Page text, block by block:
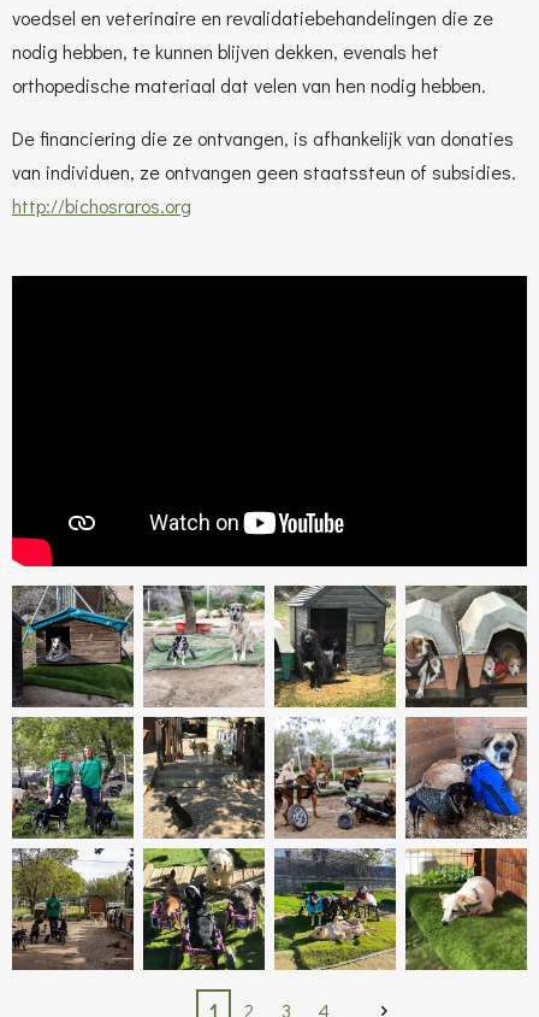
voedsel en veterinaire en revalidatiebehandelingen die ze
nodig hebben, te kunnen blijven dekken, evenals het
orthopedische materiaal dat velen van hen nodig hebben.
De financiering die ze ontvangen, is afhankelijk van donaties
van individuen, ze ontvangen geen staatssteun of subsidies.
http://bichosraros.org
1 2 3 4